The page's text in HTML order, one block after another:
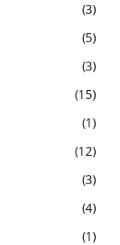
3
5
3
15
1
12
3
4
1